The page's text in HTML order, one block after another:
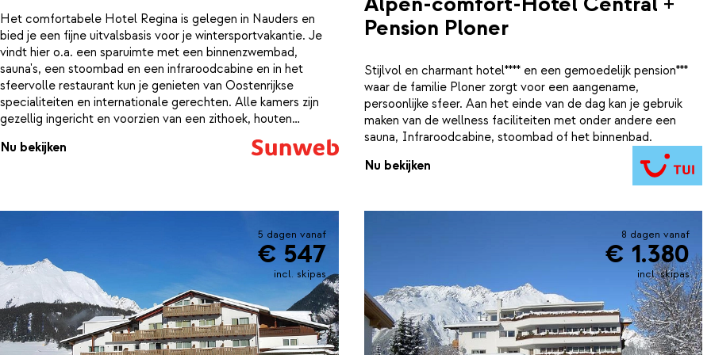
Het comfortabele Hotel Regina is gelegen in Nauders en
bied je een fijne uitvalsbasis voor je wintersportvakantie. Je
vindt hier o.a. een sparuimte met een binnenzwembad,
sauna's, een stoombad en een infraroodcabine en in het
sfeervolle restaurant kun je genieten van Oostenrijkse
specialiteiten en internationale gerechten. Alle kamers zijn
gezellig ingericht en voorzien van een zithoek, houten
voor de deur van het hotel, en de langlaufloipes liggen op
Nu bekijken
Pension Ploner
Stijlvol en charmant hotel**** en een gemoedelijk pension***
waar de familie Ploner zorgt voor een aangename,
persoonlijke sfeer. Aan het einde van de dag kan je gebruik
maken van de wellness faciliteiten met onder andere een
sauna, Infraroodcabine, stoombad of het binnenbad.
Nu bekijken
5 dagen vanaf
€ 547
incl. skipas
8 dagen vanaf
€ 1.380
incl. skipas